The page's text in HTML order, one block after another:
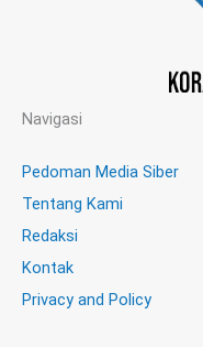
Navigasi
Pedoman Media Siber
Tentang Kami
Redaksi
Kontak
Privacy and Policy